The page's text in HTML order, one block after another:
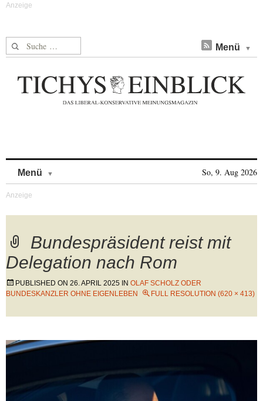
Suche nach: Menü
Menü So, 9. Aug 2026
Bundespräsident reist mit
Delegation nach Rom
PUBLISHED ON 26. APRIL 2025 IN OLAF SCHOLZ ODER
BUNDESKANZLER OHNE EIGENLEBEN
FULL RESOLUTION (620 × 413)